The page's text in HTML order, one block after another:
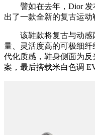
譬如在去年，Dior 发
出了一款全新的复古运动
该鞋款将复古与动感
量、灵活度高的可极细
代化质感，鞋身侧面为反
案，最后搭载米白色调